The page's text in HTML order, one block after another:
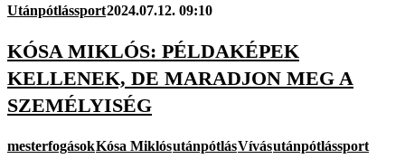
Utánpótlássport2024.07.12. 09:10
KÓSA MIKLÓS: PÉLDAKÉPEK
KELLENEK, DE MARADJON MEG A
SZEMÉLYISÉG
mesterfogásokKósa MiklósutánpótlásVívásutánpótlássport